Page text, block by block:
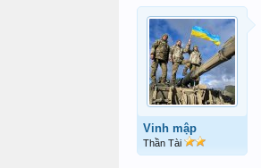
Vinh mập
Thần Tài